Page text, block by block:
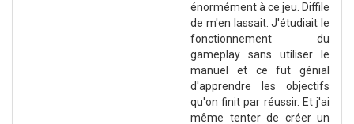
énormément à ce jeu. Diffile
de m'en lassait. J'étudiait le
fonctionnement du
gameplay sans utiliser le
manuel et ce fut génial
d'apprendre les objectifs
qu'on finit par réussir. Et j'ai
même tenter de créer un